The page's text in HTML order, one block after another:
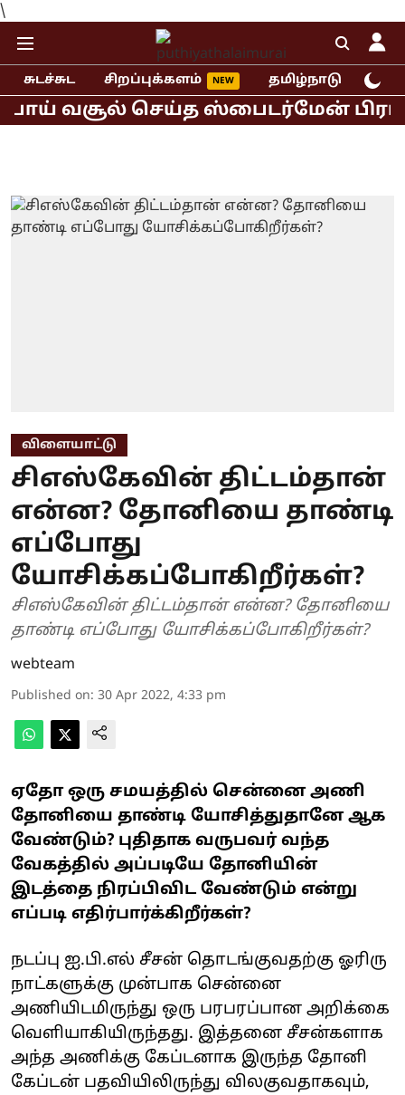
\
சுடச்சுட சிறப்புக்களம் தமிழ்நாடு
வசூல் செய்த ஸ்பைடர்மேன் பிராண்ட்
விளையாட்டு
சிஎஸ்கேவின் திட்டம்தான்
என்ன? தோனியை தாண்டி
எப்போது
யோசிக்கப்போகிறீர்கள்?
சிஎஸ்கேவின் திட்டம்தான் என்ன? தோனியை
தாண்டி எப்போது யோசிக்கப்போகிறீர்கள்?
webteam
Published on: 30 Apr 2022, 4:33 pm
ஏதோ ஒரு சமயத்தில் சென்னை அணி
தோனியை தாண்டி யோசித்துதானே ஆக
வேண்டும்? புதிதாக வருபவர் வந்த
வேகத்தில் அப்படியே தோனியின்
இடத்தை நிரப்பிவிட வேண்டும் என்று
எப்படி எதிர்பார்க்கிறீர்கள்?
நடப்பு ஐ.பி.எல் சீசன் தொடங்குவதற்கு ஓரிரு
நாட்களுக்கு முன்பாக சென்னை
அணியிடமிருந்து ஒரு பரபரப்பான அறிக்கை
வெளியாகியிருந்தது. இத்தனை சீசன்களாக
அந்த அணிக்கு கேப்டனாக இருந்த தோனி
கேப்டன் பதவியிலிருந்து விலகுவதாகவும்,